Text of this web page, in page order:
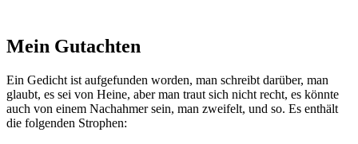
Mein Gutachten
Ein Gedicht ist aufgefunden worden, man schreibt darüber, man
glaubt, es sei von Heine, aber man traut sich nicht recht, es könnte
auch von einem Nachahmer sein, man zweifelt, und so. Es enthält
die folgenden Strophen: